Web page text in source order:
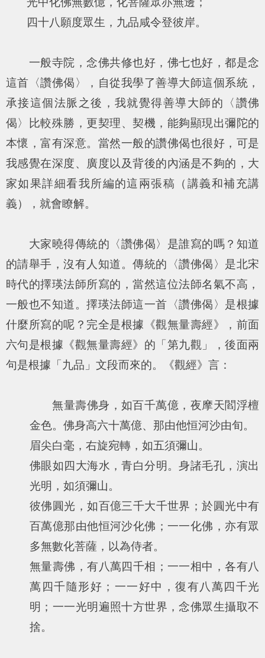
四十八願度眾生，九品咸令登彼岸。
一般寺院，念佛共修也好，佛七也好，都是念
這首〈讚佛偈〉，自從我學了善導大師這個系統，
承接這個法脈之後，我就覺得善導大師的〈讚佛
偈〉比較殊勝，更契理、契機，能夠顯現出彌陀的
本懷，富有深意。當然一般的讚佛偈也很好，可是
我感覺在深度、廣度以及背後的內涵是不夠的，大
家如果詳細看我所編的這兩張稿（講義和補充講
義），就會瞭解。
大家曉得傳統的〈讚佛偈〉是誰寫的嗎？知道
的請舉手，沒有人知道。傳統的〈讚佛偈〉是北宋
時代的擇瑛法師所寫的，當然這位法師名氣不高，
一般也不知道。擇瑛法師這一首〈讚佛偈〉是根據
什麼所寫的呢？完全是根據《觀無量壽經》，前面
六句是根據《觀無量壽經》的「第九觀」，後面兩
句是根據「九品」文段而來的。《觀經》言：
無量壽佛身，如百千萬億，夜摩天閻浮檀
金色。佛身高六十萬億、那由他恒河沙由旬。
眉尖白毫，右旋宛轉，如五須彌山。
佛眼如四大海水，青白分明。身諸毛孔，演出
光明，如須彌山。
彼佛圓光，如百億三千大千世界；於圓光中有
百萬億那由他恒河沙化佛；一一化佛，亦有眾
多無數化菩薩，以為侍者。
無量壽佛，有八萬四千相；一一相中，各有八
萬四千隨形好；一一好中，復有八萬四千光
明；一一光明遍照十方世界，念佛眾生攝取不
捨。